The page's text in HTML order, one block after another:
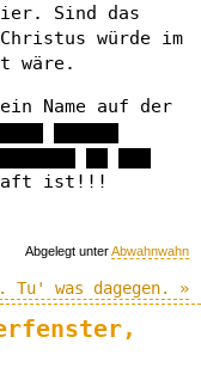
Sind das
würde im
wäre.
Name auf der
██████
██ ███
ist!!!
Abgelegt unterAbwahnwahn
was dagegen. »